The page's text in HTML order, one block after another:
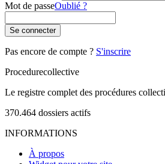
Mot de passeOublié ?
Se connecter
Pas encore de compte ? S'inscrire
Procedurecollective
Le registre complet des procédures
370.464 dossiers actifs
INFORMATIONS
À propos